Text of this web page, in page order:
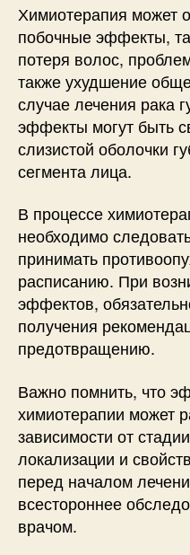
Химиотерапия может
побочные эффекты,
потеря волос,
также ухудшение
случае лечения рака
эффекты могут быть
слизистой оболочки
сегмента лица.
В процессе
необходимо
принимать
расписанию. При
эффектов,
получения
предотвращению.
Важно помнить, что
химиотерапии может
зависимости от
локализации и
перед началом
всестороннее
врачом.